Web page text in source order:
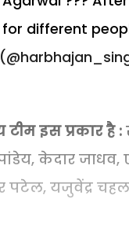
different
इस प्रकार है :
केदार
पटेल, यजुवेंद्र